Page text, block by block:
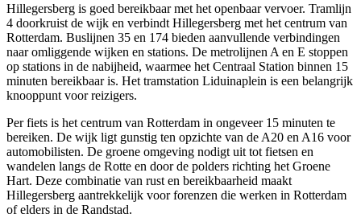
Hillegersberg is goed bereikbaar met het openbaar vervoer. Tramlijn
4 doorkruist de wijk en verbindt Hillegersberg met het centrum van
Rotterdam. Buslijnen 35 en 174 bieden aanvullende verbindingen
naar omliggende wijken en stations. De metrolijnen A en E stoppen
op stations in de nabijheid, waarmee het Centraal Station binnen 15
minuten bereikbaar is. Het tramstation Liduinaplein is een belangrijk
knooppunt voor reizigers.
Per fiets is het centrum van Rotterdam in ongeveer 15 minuten te
bereiken. De wijk ligt gunstig ten opzichte van de A20 en A16 voor
automobilisten. De groene omgeving nodigt uit tot fietsen en
wandelen langs de Rotte en door de polders richting het Groene
Hart. Deze combinatie van rust en bereikbaarheid maakt
Hillegersberg aantrekkelijk voor forenzen die werken in Rotterdam
of elders in de Randstad.